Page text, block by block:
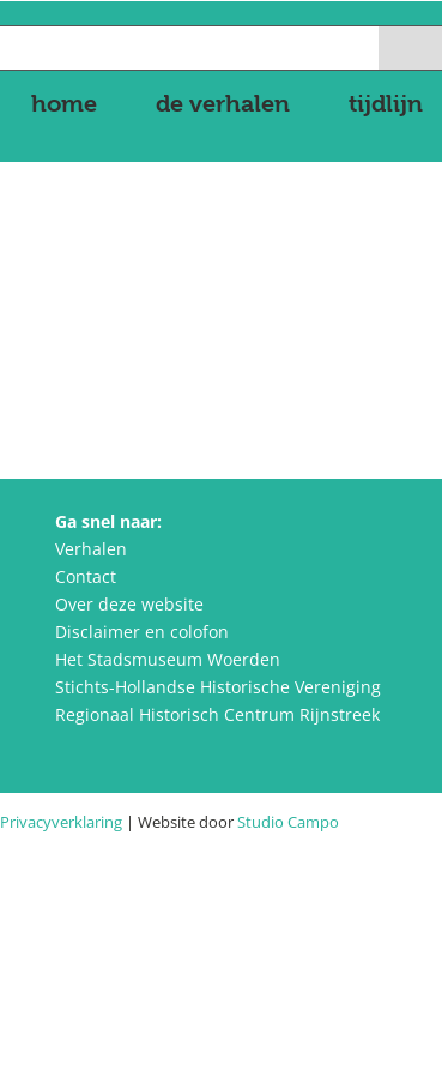
home de verhalen tijdlijn
Ga snel naar:
Verhalen
Contact
Over deze website
Disclaimer en colofon
Het Stadsmuseum Woerden
Stichts-Hollandse Historische Vereniging
Regionaal Historisch Centrum Rijnstreek
Privacyverklaring | Website doorStudio Campo